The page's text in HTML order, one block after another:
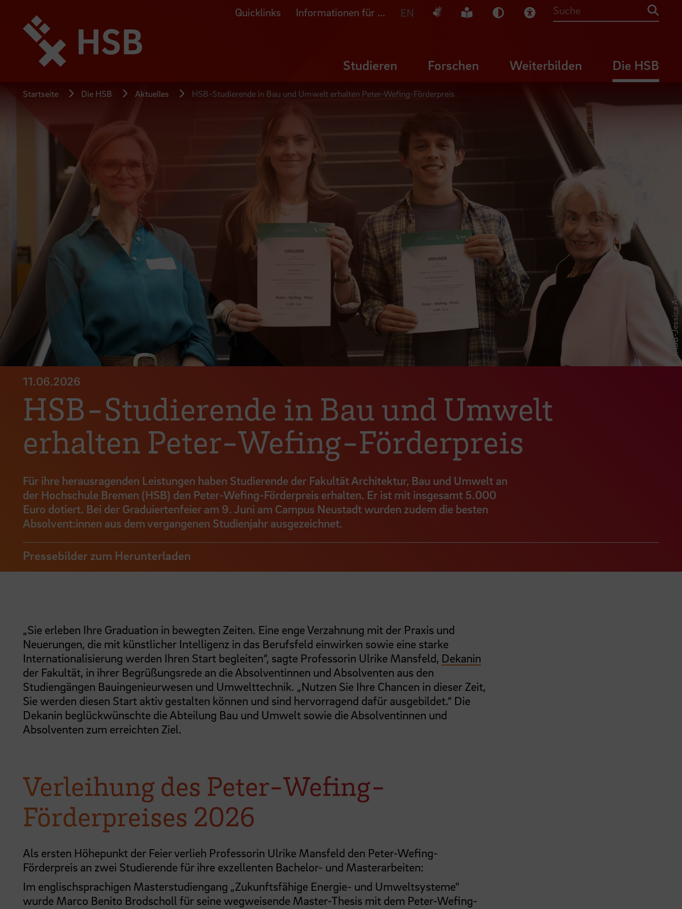
Seiteninhalt
springen
Quicklinks Informationen für ... EN Deutsche Gebärdensprache
Leichte Sprache
Dunkel-Modus
Visuelle Hilfe
Suche
Studieren Forschen Weiterbilden Die HSB
Startseite Die HSB Aktuelles HSB-Studierende in Bau und Umwelt erhalten Peter-Wefing-Förderpreis
© HSB-Jessica Ammann
11.06.2026
HSB-Studierende in Bau und Umwelt
erhalten Peter-Wefing-Förderpreis
Für ihre herausragenden Leistungen haben Studierende der Fakultät Architektur, Bau und Umwelt an
der Hochschule Bremen (HSB) den Peter-Wefing-Förderpreis erhalten. Er ist mit insgesamt 5.000
Euro dotiert. Bei der Graduiertenfeier am 9. Juni am Campus Neustadt wurden zudem die besten
Absolvent:innen aus dem vergangenen Studienjahr ausgezeichnet.
Pressebilder zum Herunterladen
„Sie erleben Ihre Graduation in bewegten Zeiten. Eine enge Verzahnung mit der Praxis und
Neuerungen, die mit künstlicher Intelligenz in das Berufsfeld einwirken sowie eine starke
Internationalisierung werden Ihren Start begleiten“, sagte Professorin Ulrike Mansfeld, Dekanin
der Fakultät, in ihrer Begrüßungsrede an die Absolventinnen und Absolventen aus den
Studiengängen Bauingenieurwesen und Umwelttechnik. „Nutzen Sie Ihre Chancen in dieser Zeit,
Sie werden diesen Start aktiv gestalten können und sind hervorragend dafür ausgebildet.“ Die
Dekanin beglückwünschte die Abteilung Bau und Umwelt sowie die Absolventinnen und
Absolventen zum erreichten Ziel.
Verleihung des Peter-Wefing-
Förderpreises 2026
Als ersten Höhepunkt der Feier verlieh Professorin Ulrike Mansfeld den Peter-Wefing-
Förderpreis an zwei Studierende für ihre exzellenten Bachelor- und Masterarbeiten:
Im englischsprachigen Masterstudiengang „Zukunftsfähige Energie- und Umweltsysteme"
wurde Marco Benito Brodscholl für seine wegweisende Master-Thesis mit dem Peter-Wefing-